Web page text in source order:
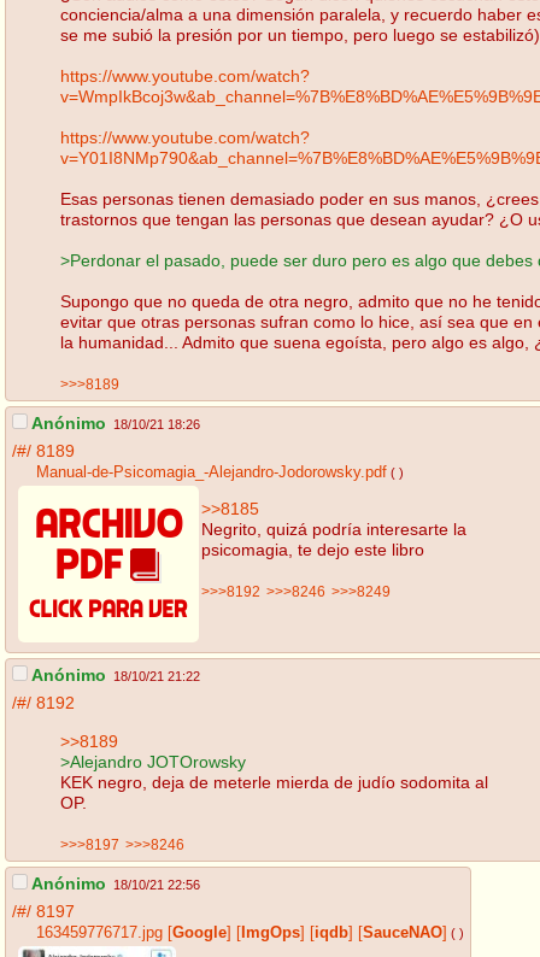
conciencia/alma a una dimensión paralela, y recuerdo haber
se me subió la presión por un tiempo, pero luego se
https://www.youtube.com/watch?
https://www.youtube.com/watch?
Esas personas tienen demasiado poder en sus manos,
trastornos que tengan las personas que desean ayudar? ¿O
>Perdonar el pasado, puede ser duro pero es algo que
Supongo que no queda de otra negro, admito que no he
evitar que otras personas sufran como lo hice, así sea que
la humanidad... Admito que suena egoísta, pero algo es algo,
>>>8189
Anónimo 18/10/21 18:26
/#/ 8189
Manual-de-Psicomagia_-Alejandro-Jodorowsky.pdf ( )
>>8185
Negrito, quizá podría interesarte la
psicomagia, te dejo este libro
>>>8192 >>>8246 >>>8249
Anónimo 18/10/21 21:22
/#/ 8192
>>8189
>Alejandro JOTOrowsky
KEK negro, deja de meterle mierda de judío sodomita al
OP.
>>>8197 >>>8246
Anónimo 18/10/21 22:56
/#/ 8197
163459776717.jpg Google ImgOps iqdb SauceNAO ( )